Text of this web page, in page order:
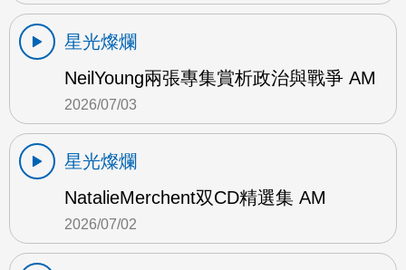
星光燦爛
NeilYoung兩張專集賞析政治與戰爭 AM
2026/07/03
星光燦爛
NatalieMerchent双CD精選集 AM
2026/07/02